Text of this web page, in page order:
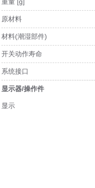
原材料
材料(潮湿部件)
开关动作寿命
系统接口
显示器/操作件
显示